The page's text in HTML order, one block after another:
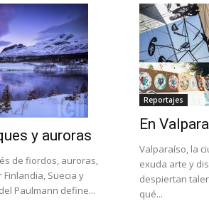
y auroras
de fiordos, auroras,
Suecia y
Paulmann define...
Reportajes
En
Valparaíso, la
exuda arte y
despiertan
qué...